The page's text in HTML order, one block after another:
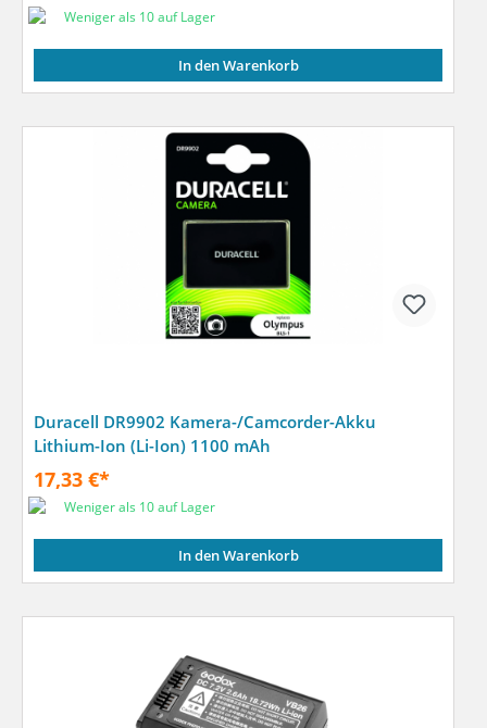
Weniger als 10 auf Lager
In den Warenkorb
Duracell DR9902 Kamera-/Camcorder-Akku
Lithium-Ion (Li-Ion) 1100 mAh
17,33 €*
Weniger als 10 auf Lager
In den Warenkorb